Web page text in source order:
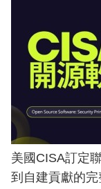
美國CISA訂定
到自建貢獻的完